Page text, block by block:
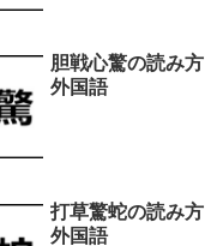
胆戦心驚の読み
外国語
打草驚蛇の読み
外国語